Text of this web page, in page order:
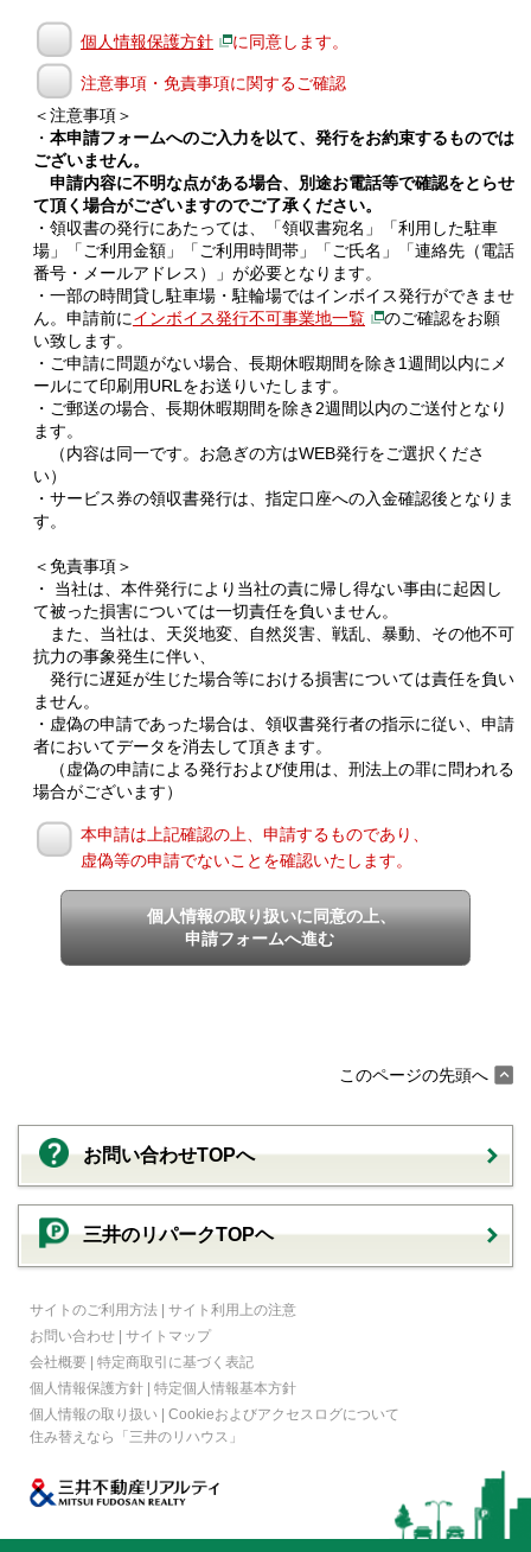
個人情報保護方針 に同意します。
注意事項・免責事項に関するご確認
＜注意事項＞
・ 本申請フォームへのご入力を以て、発行をお約束するものでは
ございません。
申請内容に不明な点がある場合、別途お電話等で確認をとらせ
て頂く場合がございますのでご了承ください。
・領収書の発行にあたっては、「領収書宛名」「利用した駐車
場」「ご利用金額」「ご利用時間帯」「ご氏名」「連絡先（電話
番号・メールアドレス）」が必要となります。
・一部の時間貸し駐車場・駐輪場ではインボイス発行ができませ
ん。申請前にインボイス発行不可事業地一覧
のご確認をお願
い致します。
・ご申請に問題がない場合、長期休暇期間を除き1週間以内にメ
ールにて印刷用URLをお送りいたします。
・ご郵送の場合、長期休暇期間を除き2週間以内のご送付となり
ます。
（内容は同一です。お急ぎの方はWEB発行をご選択くださ
い）
・サービス券の領収書発行は、指定口座への入金確認後となりま
す。
＜免責事項＞
・ 当社は、本件発行により当社の責に帰し得ない事由に起因し
て被った損害については一切責任を負いません。
また、当社は、天災地変、自然災害、戦乱、暴動、その他不可
抗力の事象発生に伴い、
発行に遅延が生じた場合等における損害については責任を負い
ません。
・虚偽の申請であった場合は、領収書発行者の指示に従い、申請
者においてデータを消去して頂きます。
（虚偽の申請による発行および使用は、刑法上の罪に問われる
場合がございます）
本申請は上記確認の上、申請するものであり、
虚偽等の申請でないことを確認いたします。
個人情報の取り扱いに同意の上、
申請フォームへ進む
このページの先頭へ
お問い合わせTOPへ
三井のリパークTOPヘ
サイトのご利用方法 | サイト利用上の注意
お問い合わせ | サイトマップ
会社概要 | 特定商取引に基づく表記
個人情報保護方針 | 特定個人情報基本方針
個人情報の取り扱い | Cookieおよびアクセスログについて
住み替えなら
「三井のリハウス」